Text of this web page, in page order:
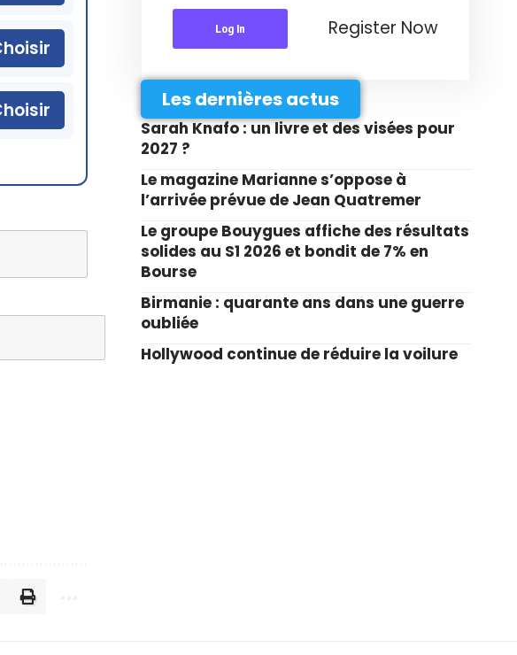
Log In Register Now
Les dernières actus
Sarah Knafo : un livre et des visées pour
2027 ?
Le magazine Marianne s’oppose à
l’arrivée prévue de Jean Quatremer
Le groupe Bouygues affiche des résultats
solides au S1 2026 et bondit de 7% en
Bourse
Birmanie : quarante ans dans une guerre
oubliée
Hollywood continue de réduire la voilure